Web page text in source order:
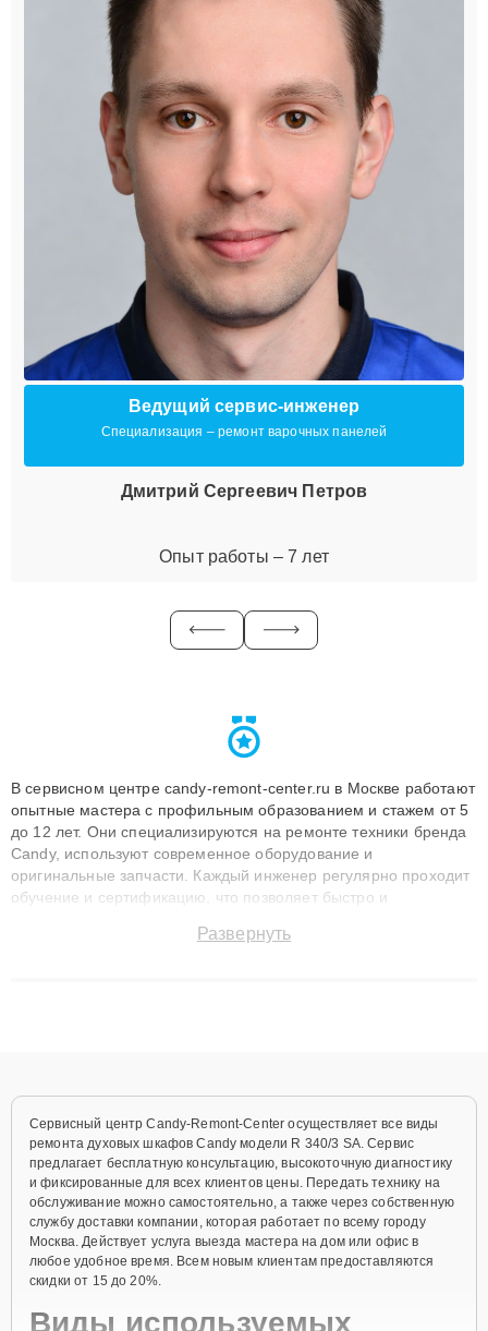
Ведущий сервис-инженер
Специализация – ремонт варочных панелей
Дмитрий Сергеевич Петров
Опыт работы – 7 лет
В сервисном центре candy-remont-center.ru в Москве работают
опытные мастера с профильным образованием и стажем от 5
до 12 лет. Они специализируются на ремонте техники бренда
Candy, используют современное оборудование и
оригинальные запчасти. Каждый инженер регулярно проходит
обучение и сертификацию, что позволяет быстро и
сохранением гарантии до 3 лет. Наши мастера решают
Развернуть
Сервисный центр Candy-Remont-Center осуществляет все виды
ремонта духовых шкафов Candy модели R 340/3 SA. Сервис
предлагает бесплатную консультацию, высокоточную диагностику
и фиксированные для всех клиентов цены. Передать технику на
обслуживание можно самостоятельно, а также через собственную
службу доставки компании, которая работает по всему городу
Москва. Действует услуга выезда мастера на дом или офис в
любое удобное время. Всем новым клиентам предоставляются
скидки от 15 до 20%.
Виды используемых